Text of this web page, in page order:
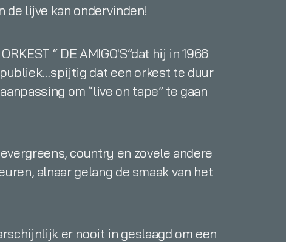
de lijve kan ondervinden!
“ DE AMIGO'S”dat hij in 1966
dat een orkest te duur
om “live on tape” te gaan
country en zovele andere
alnaar gelang de smaak van het
er nooit in geslaagd om een